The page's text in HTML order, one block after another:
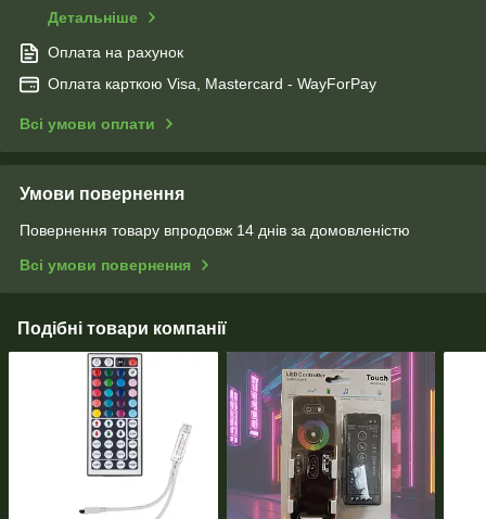
Детальніше
Оплата на рахунок
Оплата карткою Visa, Mastercard - WayForPay
Всі умови оплати
Умови повернення
Повернення товару впродовж 14 днів за домовленістю
Всі умови повернення
Подібні товари компанії